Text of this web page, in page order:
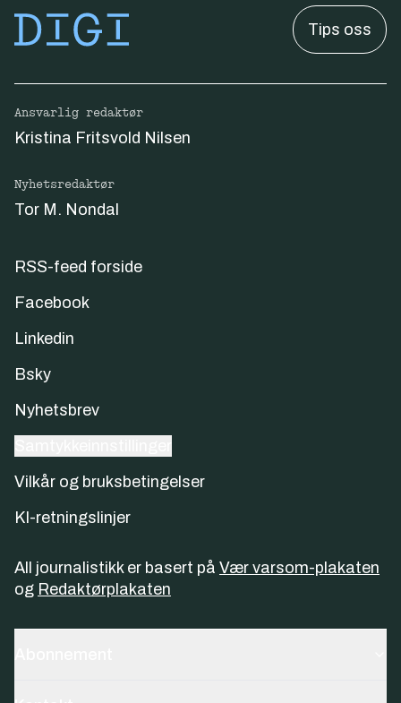
Tips oss
Ansvarlig redaktør
Kristina Fritsvold Nilsen
Nyhetsredaktør
Tor M. Nondal
RSS-feed forside
Facebook
Linkedin
Bsky
Nyhetsbrev
Vilkår og bruksbetingelser
KI-retningslinjer
All journalistikk er basert på Vær varsom-plakaten
og Redaktørplakaten